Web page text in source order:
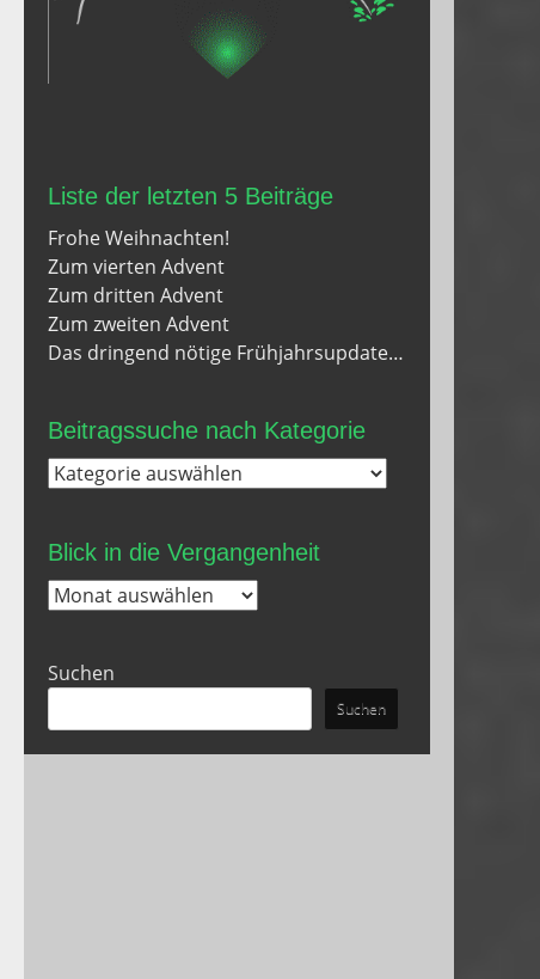
Liste der letzten 5 Beiträge
Frohe Weihnachten!
Zum vierten Advent
Zum dritten Advent
Zum zweiten Advent
Das dringend nötige Frühjahrsupdate…
Beitragssuche nach Kategorie
Beitragssuche
Blick in die Vergangenheit
Blick
Vergangenheit
Suchen
Suchen